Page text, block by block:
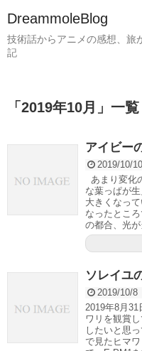
DreammoleBlog
技術話からアニメの感想、旅
記
「 2019年10月 」 一覧
アイビー
2019/10/10
あまり変化
な葉っぱが
大きくなっ
なったとこ
の都合、光
ソレイユ
2019/10/8
2019年8月
ワリを観賞
したいと思
で見たヒマ